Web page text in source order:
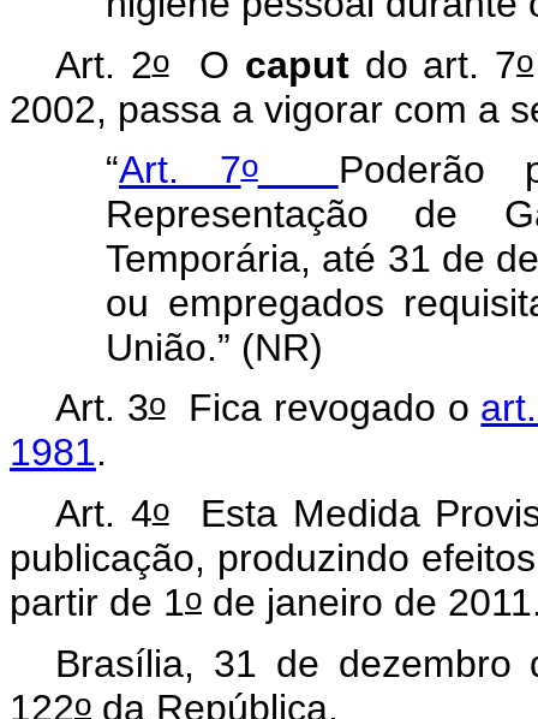
Art. 2oO caputdo art. 7o
2002, passa a vigorar com a
“Art. 7o
Poderão
Representação de
Temporária, até 31 de
ou empregados
União.” (NR)
Art. 3oFica revogado o
1981.
Art. 4oEsta Medida
publicação, produzindo
partir de 1o de janeiro de
Brasília, 31 de dezembro
122o da República.